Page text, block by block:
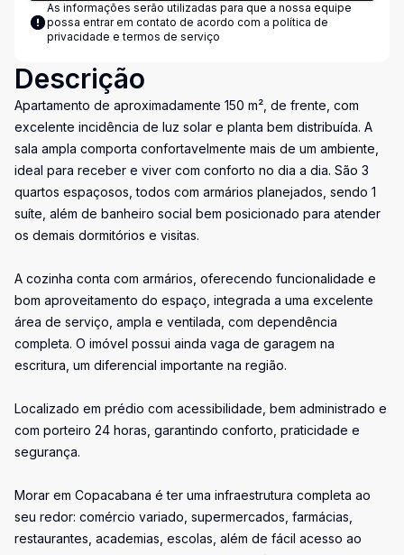
As informações serão utilizadas para que a nossa equipe
possa entrar em contato de acordo com a política de
privacidade e termos de serviço
Descrição
Apartamento de aproximadamente 150 m², de frente, com
excelente incidência de luz solar e planta bem distribuída. A
sala ampla comporta confortavelmente mais de um ambiente,
ideal para receber e viver com conforto no dia a dia. São 3
quartos espaçosos, todos com armários planejados, sendo 1
suíte, além de banheiro social bem posicionado para atender
os demais dormitórios e visitas.
A cozinha conta com armários, oferecendo funcionalidade e
bom aproveitamento do espaço, integrada a uma excelente
área de serviço, ampla e ventilada, com dependência
completa. O imóvel possui ainda vaga de garagem na
escritura, um diferencial importante na região.
Localizado em prédio com acessibilidade, bem administrado e
com porteiro 24 horas, garantindo conforto, praticidade e
segurança.
Morar em Copacabana é ter uma infraestrutura completa ao
seu redor: comércio variado, supermercados, farmácias,
restaurantes, academias, escolas, além de fácil acesso ao